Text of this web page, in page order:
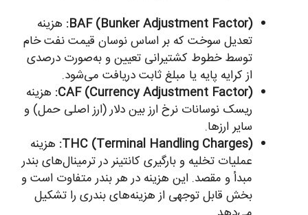
BAF (Bunker Adjustment Factor): هزینه
تعدیل سوخت که بر اساس نوسان قیمت نفت خام
توسط خطوط کشتیرانی تعیین و به‌صورت درصدی
از کرایه پایه یا مبلغ ثابت دریافت می‌شود.
CAF (Currency Adjustment Factor): هزینه
ریسک نوسانات نرخ ارز بین دلار (ارز اصلی حمل) و
سایر ارزها.
THC (Terminal Handling Charges): هزینه
عملیات تخلیه و بارگیری کانتینر در ترمینال‌های بندر
مبدأ و مقصد. این هزینه در هر بندر متفاوت است و
بخش قابل توجهی از هزینه‌های بندری را تشکیل